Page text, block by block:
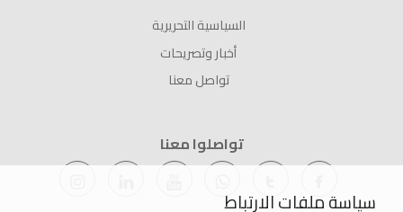
سياسة ملفات الارتباط
السياسية التحريرية
أخبار وتصريحات
تواصل معنا
تواصلوا معنا